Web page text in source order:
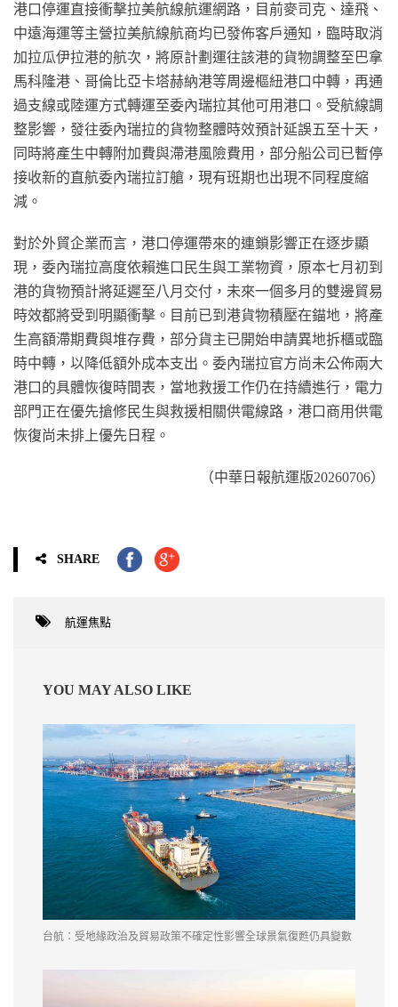
港口停運直接衝擊拉美航線航運網路，目前麥司克、達飛、
中遠海運等主營拉美航線航商均已發佈客戶通知，臨時取消
加拉瓜伊拉港的航次，將原計劃運往該港的貨物調整至巴拿
馬科隆港、哥倫比亞卡塔赫納港等周邊樞紐港口中轉，再通
過支線或陸運方式轉運至委內瑞拉其他可用港口。受航線調
整影響，發往委內瑞拉的貨物整體時效預計延誤五至十天，
同時將產生中轉附加費與滯港風險費用，部分船公司已暫停
接收新的直航委內瑞拉訂艙，現有班期也出現不同程度縮
減。
對於外貿企業而言，港口停運帶來的連鎖影響正在逐步顯
現，委內瑞拉高度依賴進口民生與工業物資，原本七月初到
港的貨物預計將延遲至八月交付，未來一個多月的雙邊貿易
時效都將受到明顯衝擊。目前已到港貨物積壓在錨地，將產
生高額滯期費與堆存費，部分貨主已開始申請異地拆櫃或臨
時中轉，以降低額外成本支出。委內瑞拉官方尚未公佈兩大
港口的具體恢復時間表，當地救援工作仍在持續進行，電力
部門正在優先搶修民生與救援相關供電線路，港口商用供電
恢復尚未排上優先日程。
（中華日報航運版20260706）
SHARE
航運焦點
YOU MAY ALSO LIKE
台航：受地緣政治及貿易政策不確定性影響全球景氣復甦仍具變數